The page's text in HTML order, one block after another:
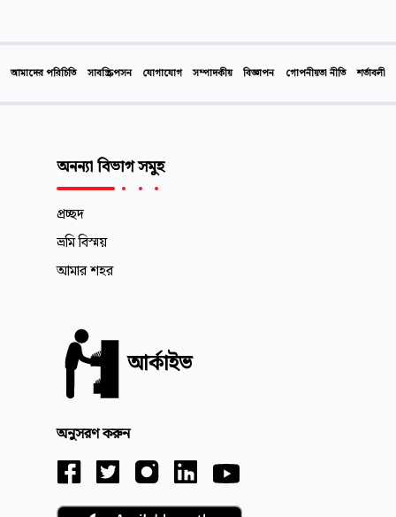
আমাদের পরিচিতি সাবস্ক্রিপসন যোগাযোগ সম্পাদকীয় বিজ্ঞাপন গোপনীয়তা নীতি শর্তাবলী
অনন্যা বিভাগ সমুহ
প্রচ্ছদ
ভ্রমি বিস্ময়
আমার শহর
আর্কাইভ
অনুসরণ করুন